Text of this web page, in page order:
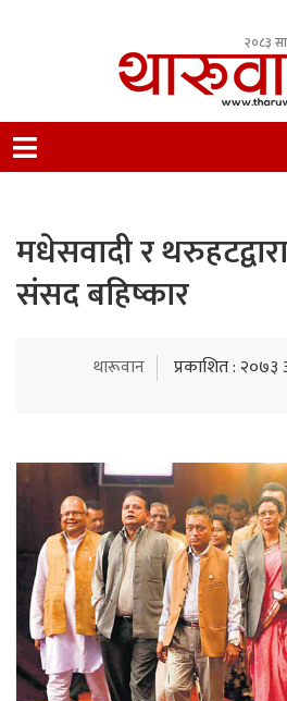
२०८३
Nepal.
मधेसवादी र
संसद बहिष्कार
थारूवान प्रकाशित : २०७३